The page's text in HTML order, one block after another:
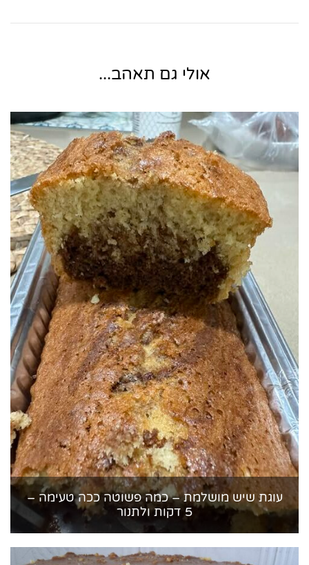
אולי גם תאהב...
עוגת שיש מושלמת – כמה פשוטה ככה טעימה –
5 דקות ולתנור